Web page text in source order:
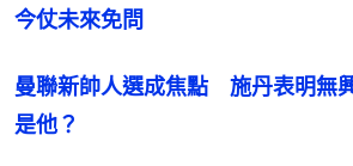
今仗未來免問
曼聯新帥人選成焦點　施丹表明無
是他？